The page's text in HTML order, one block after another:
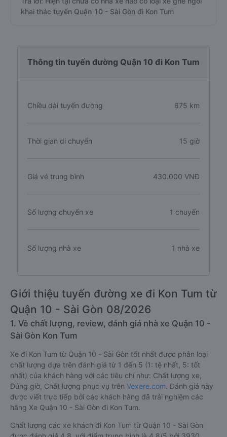
khai thác tuyến Quận 10 - Sài Gòn đi Kon Tum
Thông tin tuyến đường Quận 10 đi Kon Tum
Chiều dài tuyến đường 675 km
Thời gian di chuyển 15 giờ
Giá vé trung bình 430.000 VNĐ
Số lượng chuyến xe 1 chuyến
Số lượng nhà xe 1 nhà xe
Giới thiệu tuyến đường xe đi Kon Tum từ
Quận 10 - Sài Gòn 08/2026
1. Về chất lượng, review, đánh giá nhà xe Quận 10 -
Sài Gòn Kon Tum
Xe đi Kon Tum từ Quận 10 - Sài Gòn tốt nhất được phân loại
chất lượng dựa trên đánh giá từ 1 đến 5 (1: tệ nhất, 5: tốt
nhất) của khách hàng với các tiêu chí như: Chất lượng xe,
Đúng giờ, Chất lượng phục vụ trên Vexere.com. Đánh giá này
được viết trực tiếp bởi các khách hàng đã trải nghiệm các
hãng Xe Quận 10 - Sài Gòn đi Kon Tum.
Chất lượng các xe khách đi Kon Tum từ Quận 10 - Sài Gòn